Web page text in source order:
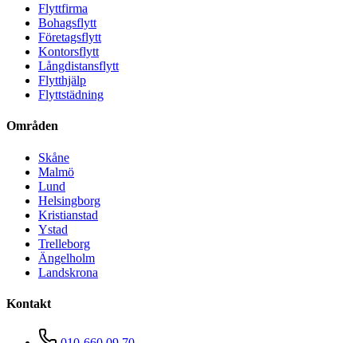
Flyttfirma
Bohagsflytt
Företagsflytt
Kontorsflytt
Långdistansflytt
Flytthjälp
Flyttstädning
Områden
Skåne
Malmö
Lund
Helsingborg
Kristianstad
Ystad
Trelleborg
Ängelholm
Landskrona
Kontakt